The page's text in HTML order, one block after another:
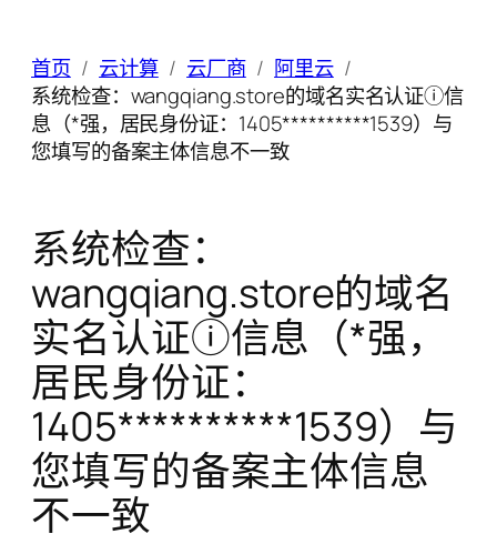
首页 云计算 云厂商
阿里云
系统检查：wangqiang.store的域名实名认证ⓘ信
息（*强，居民身份证：1405**********1539）与
您填写的备案主体信息不一致
系统检查：
wangqiang.store的域名
实名认证ⓘ信息（*强，
居民身份证：
1405**********1539）与
您填写的备案主体信息
不一致